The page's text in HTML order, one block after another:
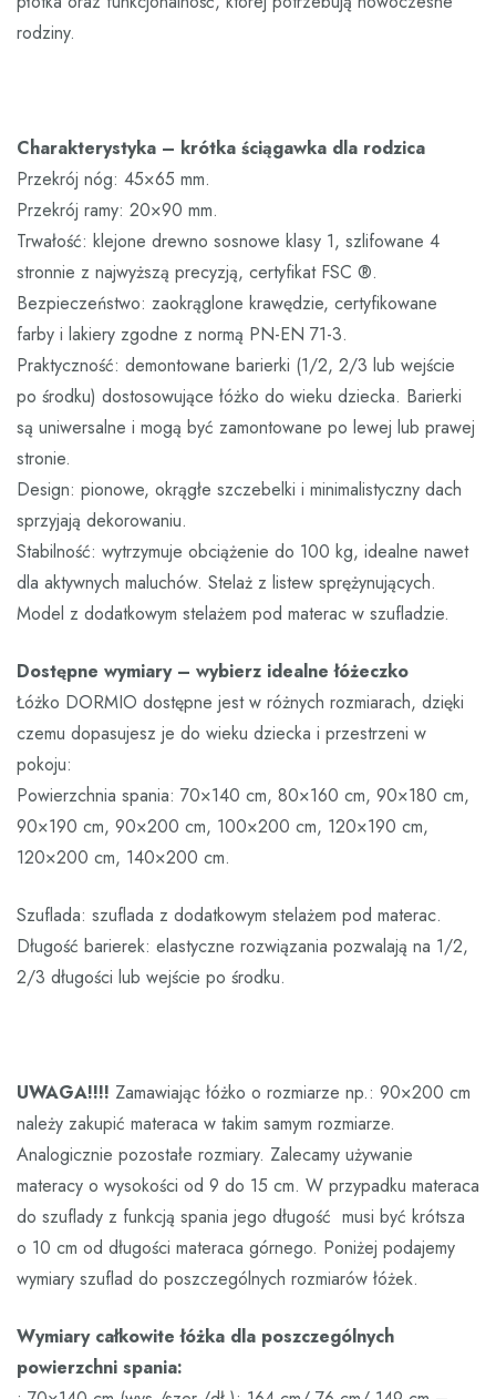
rodziny.
Charakterystyka – krótka ściągawka dla rodzica
Przekrój nóg: 45×65 mm.
Przekrój ramy: 20×90 mm.
Trwałość: klejone drewno sosnowe klasy 1, szlifowane 4
stronnie z najwyższą precyzją, certyfikat FSC ®.
Bezpieczeństwo: zaokrąglone krawędzie, certyfikowane
farby i lakiery zgodne z normą PN-EN 71-3.
Praktyczność: demontowane barierki (1/2, 2/3 lub wejście
po środku) dostosowujące łóżko do wieku dziecka. Barierki
są uniwersalne i mogą być zamontowane po lewej lub prawej
stronie.
Design: pionowe, okrągłe szczebelki i minimalistyczny dach
sprzyjają dekorowaniu.
Stabilność: wytrzymuje obciążenie do 100 kg, idealne nawet
dla aktywnych maluchów. Stelaż z listew sprężynujących.
Model z dodatkowym stelażem pod materac w szufladzie.
Dostępne wymiary – wybierz idealne łóżeczko
Łóżko DORMIO dostępne jest w różnych rozmiarach, dzięki
czemu dopasujesz je do wieku dziecka i przestrzeni w
pokoju:
Powierzchnia spania: 70×140 cm, 80×160 cm, 90×180 cm,
90×190 cm, 90×200 cm, 100×200 cm, 120×190 cm,
120×200 cm, 140×200 cm.
Szuflada: szuflada z dodatkowym stelażem pod materac.
Długość barierek: elastyczne rozwiązania pozwalają na 1/2,
2/3 długości lub wejście po środku.
UWAGA!!!! Zamawiając łóżko o rozmiarze np.: 90×200 cm
należy zakupić materaca w takim samym rozmiarze.
Analogicznie pozostałe rozmiary. Zalecamy używanie
materacy o wysokości od 9 do 15 cm. W przypadku materaca
do szuflady z funkcją spania jego długość musi być krótsza
o 10 cm od długości materaca górnego. Poniżej podajemy
wymiary szuflad do poszczególnych rozmiarów łóżek.
Wymiary całkowite łóżka dla poszczególnych
powierzchni spania: